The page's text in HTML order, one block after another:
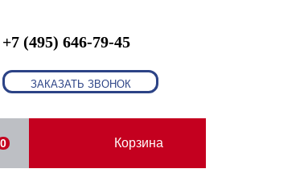
+7 (495) 646-79-45
ЗАКАЗАТЬ ЗВОНОК
0 Корзина